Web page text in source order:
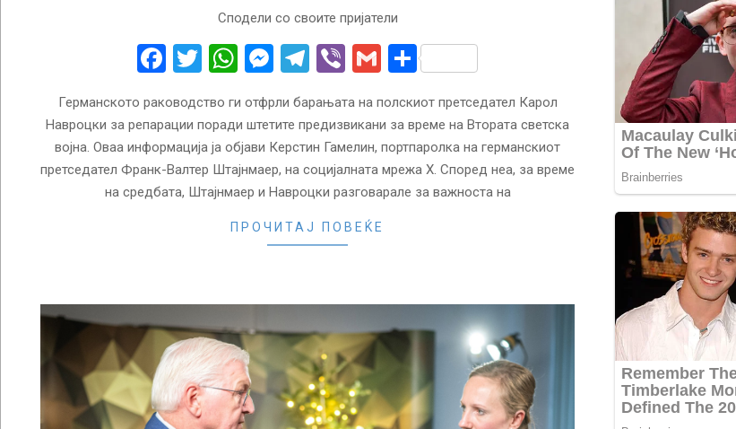
Сподели со своите пријатели
Facebook
Twitter
WhatsApp
Messenger
Telegram
ViberGmailShare
Германското раководство ги отфрли барањата на полскиот претседател Карол
Навроцки за репарации поради штетите предизвикани за време на Втората светска
војна. Оваа информација ја објави Керстин Гамелин, портпаролка на германскиот
претседател Франк-Валтер Штајнмаер, на социјалната мрежа Х. Според неа, за време
на средбата, Штајнмаер и Навроцки разговарале за важноста на
ПРОЧИТАЈ ПОВЕЌЕ